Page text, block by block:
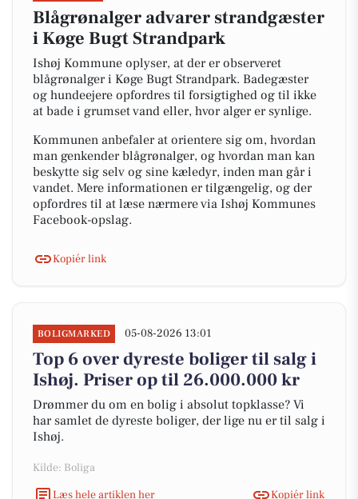
Blågrønalger advarer strandgæster
i Køge Bugt Strandpark
Ishøj Kommune oplyser, at der er observeret
blågrønalger i Køge Bugt Strandpark. Badegæster
og hundeejere opfordres til forsigtighed og til ikke
at bade i grumset vand eller, hvor alger er synlige.
Kommunen anbefaler at orientere sig om, hvordan
man genkender blågrønalger, og hvordan man kan
beskytte sig selv og sine kæledyr, inden man går i
vandet. Mere informationen er tilgængelig, og der
opfordres til at læse nærmere via Ishøj Kommunes
Facebook-opslag.
Kopiér link
BOLIGMARKED 05-08-2026 13:01
Top 6 over dyreste boliger til salg i
Ishøj. Priser op til 26.000.000 kr
Drømmer du om en bolig i absolut topklasse? Vi
har samlet de dyreste boliger, der lige nu er til salg i
Ishøj.
Kilde: Boliga
Læs hele artiklen her
Kopiér link